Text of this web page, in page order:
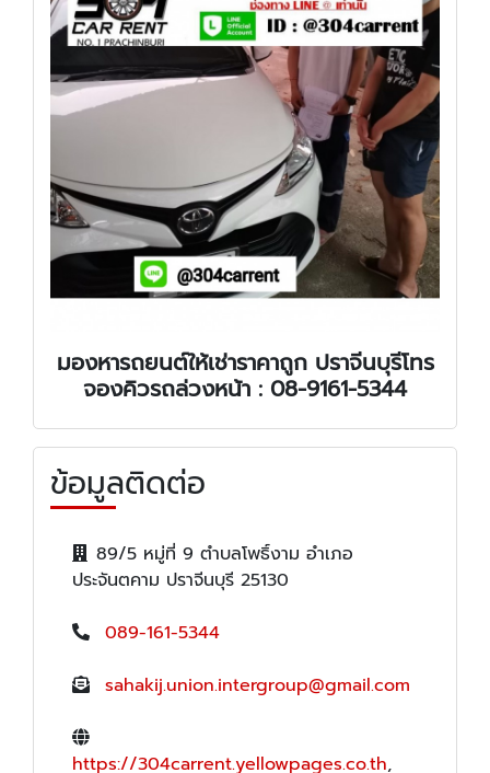
มองหารถยนต์ให้เช่าราคาถูก ปราจีนบุรีโทร
จองคิวรถล่วงหน้า : 08-9161-5344
ข้อมูลติดต่อ
89/5 หมู่ที่ 9 ตำบลโพธิ์งาม อำเภอ
ประจันตคาม ปราจีนบุรี 25130
089-161-5344
sahakij.union.intergroup@gmail.com
https://304carrent.yellowpages.co.th,